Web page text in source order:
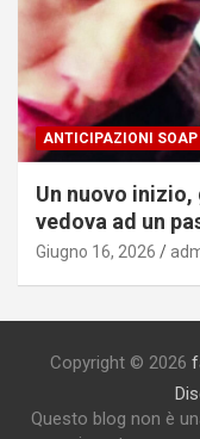
ANTICIPAZIONI SOAP
Un nuovo
vedova ad un
Giugno 16, 2026
Copyright © 2026
Questo blog non è